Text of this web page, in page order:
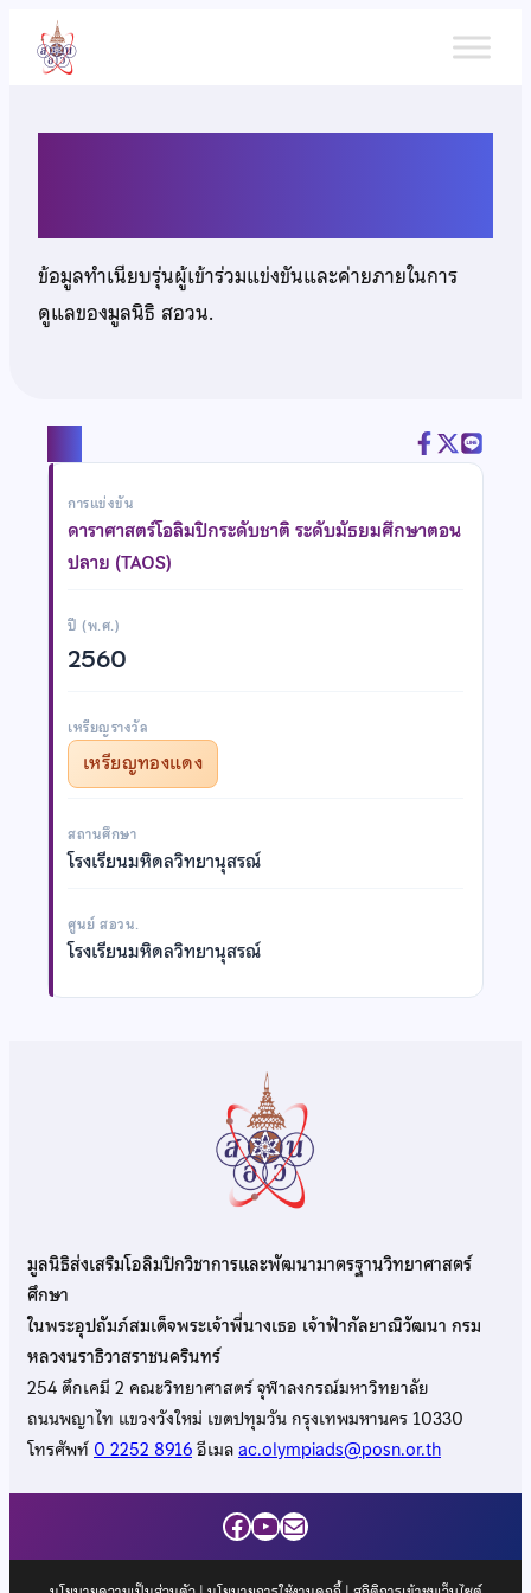
เนื้อหา
ข้อมูลทำเนียบรุ่นผู้เข้าร่วมแข่งขันและค่ายภายในการ
ดูแลของมูลนิธิ สอวน.
การแข่งขัน
ดาราศาสตร์โอลิมปิกระดับชาติ ระดับมัธยมศึกษาตอน
ปลาย (TAOS)
ปี (พ.ศ.)
2560
เหรียญรางวัล
เหรียญทองแดง
สถานศึกษา
โรงเรียนมหิดลวิทยานุสรณ์
ศูนย์ สอวน.
โรงเรียนมหิดลวิทยานุสรณ์
มูลนิธิส่งเสริมโอลิมปิกวิชาการและพัฒนามาตรฐานวิทยาศาสตร์
ศึกษา
ในพระอุปถัมภ์สมเด็จพระเจ้าพี่นางเธอ เจ้าฟ้ากัลยาณิวัฒนา กรม
หลวงนราธิวาสราชนครินทร์
254 ตึกเคมี 2 คณะวิทยาศาสตร์ จุฬาลงกรณ์มหาวิทยาลัย
ถนนพญาไท แขวงวังใหม่ เขตปทุมวัน กรุงเทพมหานคร 10330
โทรศัพท์0 2252 8916อีเมลac.olympiads@posn.or.th
Facebook
YouTube
Mail